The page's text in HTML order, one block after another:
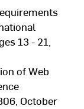
13 - 21,
of Web
October